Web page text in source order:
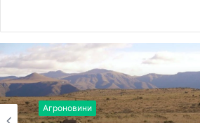
Агроновини